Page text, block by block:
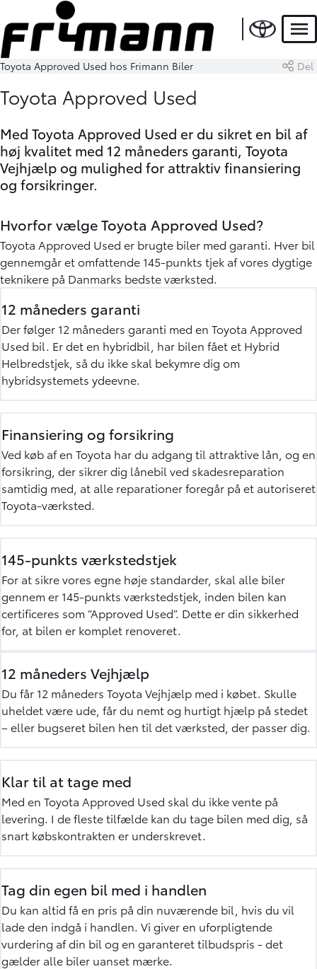
Toyota Approved Used hos Frimann Biler Del
Toyota Approved Used
Med Toyota Approved Used er du sikret en bil af
høj kvalitet med 12 måneders garanti, Toyota
Vejhjælp og mulighed for attraktiv finansiering
og forsikringer.
Hvorfor vælge Toyota Approved Used?
Toyota Approved Used er brugte biler med garanti. Hver bil
gennemgår et omfattende 145-punkts tjek af vores dygtige
teknikere på Danmarks bedste værksted.
12 måneders garanti
Der følger 12 måneders garanti med en Toyota Approved
Used bil. Er det en hybridbil, har bilen fået et Hybrid
Helbredstjek, så du ikke skal bekymre dig om
hybridsystemets ydeevne.
Finansiering og forsikring
Ved køb af en Toyota har du adgang til attraktive lån , og en
forsikring , der sikrer dig lånebil ved skadesreparation
samtidig med, at alle reparationer foregår på et autoriseret
Toyota-værksted.
145-punkts værkstedstjek
For at sikre vores egne høje standarder, skal alle biler
gennem er 145-punkts værkstedstjek, inden bilen kan
certificeres som ”Approved Used”. Dette er din sikkerhed
for, at bilen er komplet renoveret.
12 måneders Vejhjælp
Du får 12 måneders Toyota Vejhjælp med i købet. Skulle
uheldet være ude, får du nemt og hurtigt hjælp på stedet
– eller bugseret bilen hen til det værksted, der passer dig.
Klar til at tage med
Med en Toyota Approved Used skal du ikke vente på
levering. I de fleste tilfælde kan du tage bilen med dig, så
snart købskontrakten er underskrevet.
Tag din egen bil med i handlen
Du kan altid få en pris på din nuværende bil, hvis du vil
lade den indgå i handlen. Vi giver en uforpligtende
vurdering af din bil og en garanteret tilbudspris - det
gælder alle biler uanset mærke.